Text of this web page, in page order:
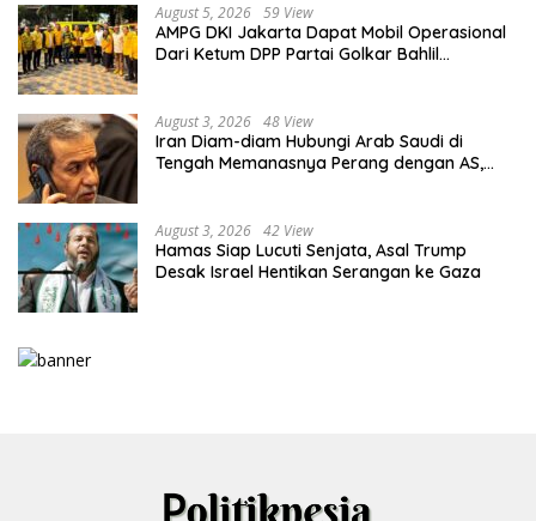
August 5, 2026 59 View
AMPG DKI Jakarta Dapat Mobil Operasional
Dari Ketum DPP Partai Golkar Bahlil
August 3, 2026 48 View
Iran Diam-diam Hubungi Arab Saudi di
Tengah Memanasnya Perang dengan AS,
August 3, 2026 42 View
Hamas Siap Lucuti Senjata, Asal Trump
Desak Israel Hentikan Serangan ke Gaza